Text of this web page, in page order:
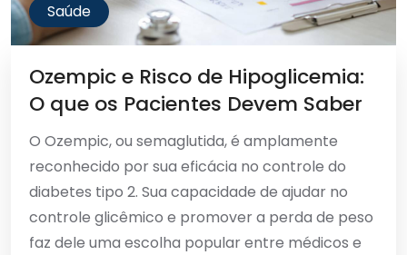
Saúde
Ozempic e Risco de Hipoglicemia:
O que os Pacientes Devem Saber
O Ozempic, ou semaglutida, é amplamente
reconhecido por sua eficácia no controle do
diabetes tipo 2. Sua capacidade de ajudar no
controle glicêmico e promover a perda de peso
faz dele uma escolha popular entre médicos e